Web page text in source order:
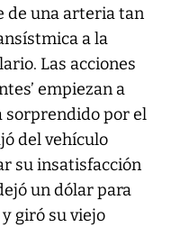
de una arteria tan
a la
Las acciones
empiezan a
sorprendido por el
del vehículo
su insatisfacción
un dólar para
giró su viejo